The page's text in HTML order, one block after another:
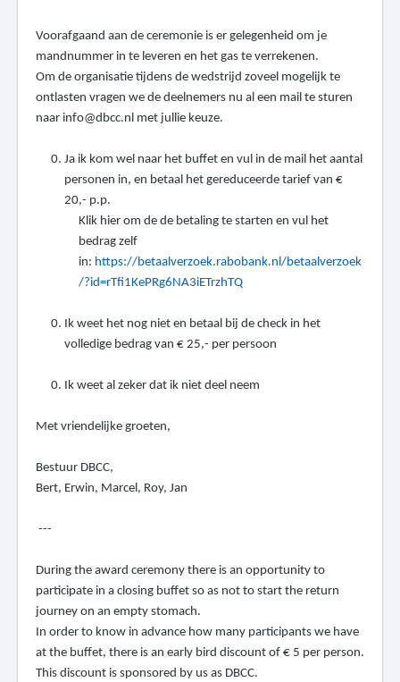
Voorafgaand aan de ceremonie is er gelegenheid om je
mandnummer in te leveren en het gas te verrekenen.
Om de organisatie tijdens de wedstrijd zoveel mogelijk te
ontlasten vragen we de deelnemers nu al een mail te sturen
naar info@dbcc.nl met jullie keuze.
Ja ik kom wel naar het buffet en vul in de mail het aantal
personen in, en betaal het gereduceerde tarief van €
20,- p.p.
Klik hier om de de betaling te starten en vul het
bedrag zelf
in: https://betaalverzoek.rabobank.nl/betaalverzoek
/?id=rTfi1KePRg6NA3iETrzhTQ
Ik weet het nog niet en betaal bij de check in het
volledige bedrag van € 25,- per persoon
Ik weet al zeker dat ik niet deel neem
Met vriendelijke groeten,
Bestuur DBCC,
Bert, Erwin, Marcel, Roy, Jan
---
During the award ceremony there is an opportunity to
participate in a closing buffet so as not to start the return
journey on an empty stomach.
In order to know in advance how many participants we have
at the buffet, there is an early bird discount of € 5 per person.
This discount is sponsored by us as DBCC.